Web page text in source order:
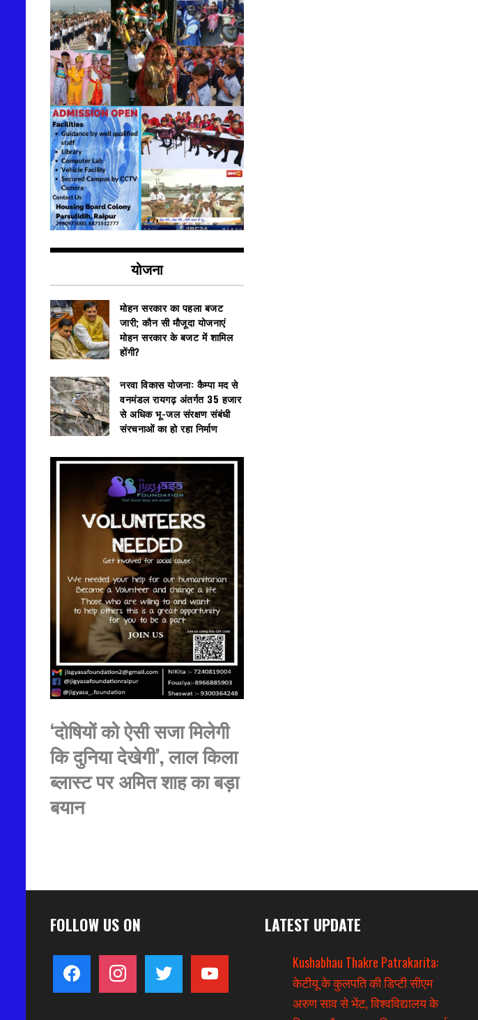
योजना
मोहन सरकार का पहला बजट
जारी; कौन सी मौजूदा योजनाएं
मोहन सरकार के बजट में शामिल
होंगी?
नरवा विकास योजना: कैम्पा मद से
वनमंडल रायगढ़ अंतर्गत 35 हजार
से अधिक भू-जल संरक्षण संबंधी
संरचनाओं का हो रहा निर्माण
‘दोषियों को ऐसी सजा मिलेगी
कि दुनिया देखेगी’, लाल किला
ब्लास्ट पर अमित शाह का बड़ा
बयान
FOLLOW US ON
facebook instagram twitter youtube
LATEST UPDATE
Kushabhau Thakre Patrakarita:
केटीयू के कुलपति की डिप्टी सीएम
अरुण साव से भेंट, विश्वविद्यालय के